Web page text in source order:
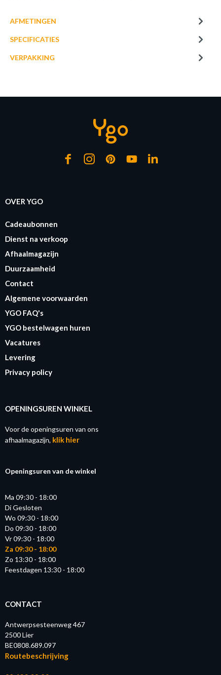
AFMETINGEN
SPECIFICATIES
VERPAKKING
€ 3,80
LED-lamp LED LAMP Wit
OVER YGO
Cadeaubonnen
Dienst na verkoop
Afhaalmagazijn
Duurzaamheid
Contact
Algemene voorwaarden
YGO FAQ's
YGO bestelwagen huren
Vacatures
Levering
Privacy policy
OPENINGSUREN WINKEL
Voor de openingsuren van ons
afhaalmagazijn, klik hier
Openingsuren van de winkel
Ma 09:30 - 18:00
Di Gesloten
Wo 09:30 - 18:00
Do 09:30 - 18:00
Vr 09:30 - 18:00
Za 09:30 - 18:00
Zo 13:30 - 18:00
Feestdagen 13:30 - 18:00
CONTACT
Antwerpsesteenweg 467
2500 Lier
BE0808.689.097
Routebeschrijving